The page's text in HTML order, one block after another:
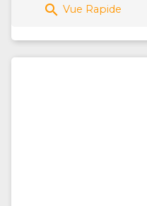
 Vue Rapide